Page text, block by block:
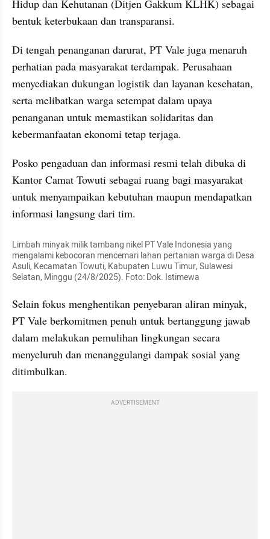
Hidup dan Kehutanan (Ditjen Gakkum KLHK) sebagai
bentuk keterbukaan dan transparansi.
Di tengah penanganan darurat, PT Vale juga menaruh
perhatian pada masyarakat terdampak. Perusahaan
menyediakan dukungan logistik dan layanan kesehatan,
serta melibatkan warga setempat dalam upaya
penanganan untuk memastikan solidaritas dan
kebermanfaatan ekonomi tetap terjaga.
Posko pengaduan dan informasi resmi telah dibuka di
Kantor Camat Towuti sebagai ruang bagi masyarakat
untuk menyampaikan kebutuhan maupun mendapatkan
informasi langsung dari tim.
Limbah minyak milik tambang nikel PT Vale Indonesia yang
mengalami kebocoran mencemari lahan pertanian warga di Desa
Asuli, Kecamatan Towuti, Kabupaten Luwu Timur, Sulawesi
Selatan, Minggu (24/8/2025). Foto: Dok. Istimewa
Selain fokus menghentikan penyebaran aliran minyak,
PT Vale berkomitmen penuh untuk bertanggung jawab
dalam melakukan pemulihan lingkungan secara
menyeluruh dan menanggulangi dampak sosial yang
ditimbulkan.
ADVERTISEMENT